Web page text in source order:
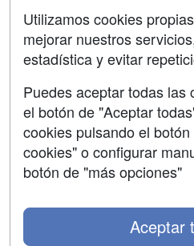
Contactar
Confidencialidad
Aviso legal
Copyleft
Utilizamos cookies
mejorar nuestros
estadística y evitar
Puedes aceptar todas las
el botón de "Aceptar
cookies pulsando el
cookies" o configurar
botón de "más opciones"
Aceptar